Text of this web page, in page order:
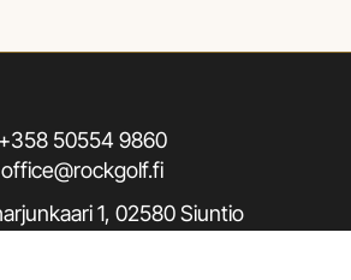
+358 50554 9860
office@rockgolf.fi
1, 02580 Siuntio